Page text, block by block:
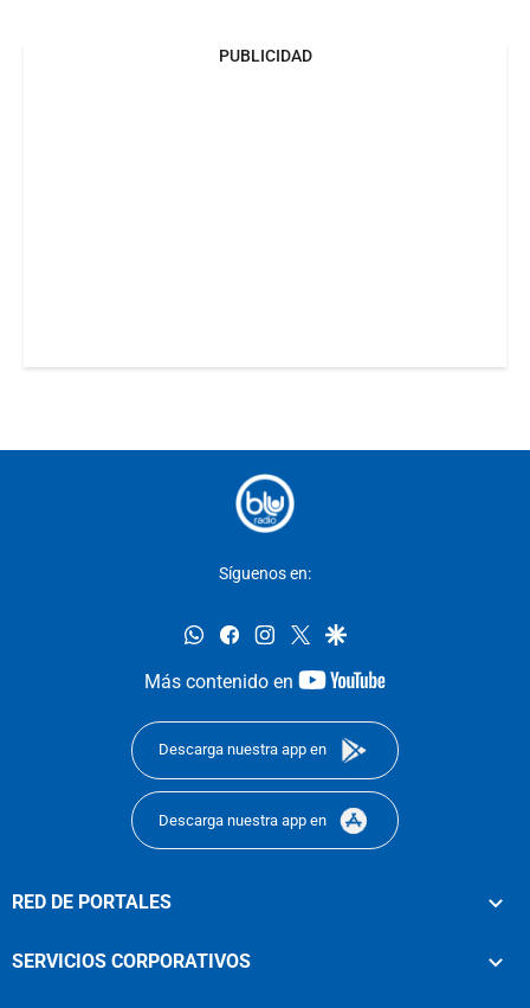
PUBLICIDAD
Síguenos en:
whatsappfacebookinstagram
twittergoogle
Más contenido en
youtube-
Descarga nuestra app en
Descarga nuestra app en
RED DE PORTALES
SERVICIOS CORPORATIVOS